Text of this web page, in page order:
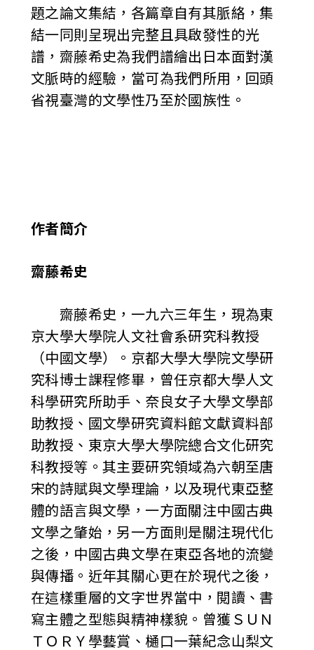
題之論文集結，各篇章自有其脈絡，集
結一同則呈現出完整且具啟發性的光
譜，齋藤希史為我們譜繪出日本面對漢
文脈時的經驗，當可為我們所用，回頭
省視臺灣的文學性乃至於國族性。
作者簡介
齋藤希史
齋藤希史，一九六三年生，現為東
京大學大學院人文社會系研究科教授
（中國文學）。京都大學大學院文學研
究科博士課程修畢，曾任京都大學人文
科學研究所助手、奈良女子大學文學部
助教授、國文學研究資料館文獻資料部
助教授、東京大學大學院總合文化研究
科教授等。其主要研究領域為六朝至唐
宋的詩賦與文學理論，以及現代東亞整
體的語言與文學，一方面關注中國古典
文學之肇始，另一方面則是關注現代化
之後，中國古典文學在東亞各地的流變
與傳播。近年其關心更在於現代之後，
在這樣重層的文字世界當中，閱讀、書
寫主體之型態與精神樣貌。曾獲ＳＵＮ
ＴＯＲＹ學藝賞、樋口一葉紀念山梨文